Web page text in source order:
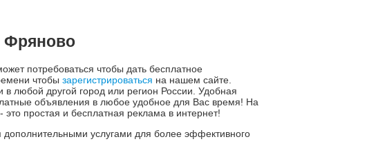
Фряново
потребоваться чтобы дать бесплатное
чтобы зарегистрироваться на нашем сайте.
в любой другой город или регион России. Удобная
объявления в любое удобное для Вас время! На
простая и бесплатная реклама в интернет!
дополнительными услугами для более эффективного